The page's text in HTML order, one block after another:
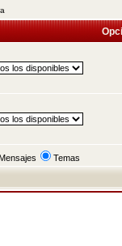
Mensajes Temas